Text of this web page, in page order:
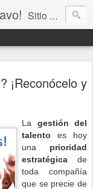
Sitio dedicado a difundir la práctica del reconocimiento social en las organizaciones. Centrado en comprender su impacto en los objetivos estratégicos de la organización, en la gestión de personas y en los procesos de cambio. Promovemos el reconocimiento para incrementar el compromiso, impulsar el desarrollo del talento, mejorar el entorno laboral y contribuir en el logro de resultados.
¡Reconócelo y
La gestión del
talento es hoy
una prioridad
estratégica de
toda compañía
que se precie de